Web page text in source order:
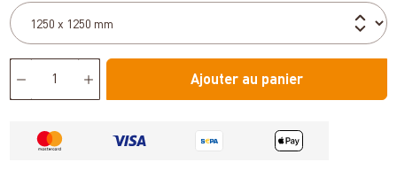
Ajouter au panier